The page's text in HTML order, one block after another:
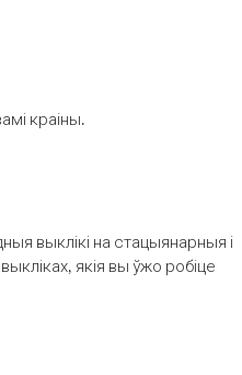
краіны.
выклікі на стацыянарныя і
якія вы ўжо робіце